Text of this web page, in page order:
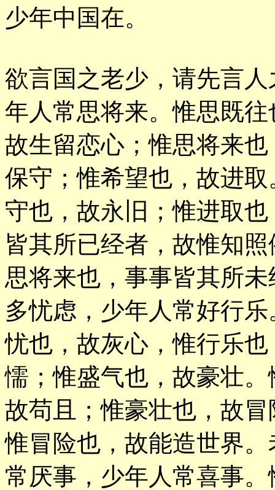
少年中国在。
欲言国之老少，请先言
年人常思将来。惟思既往
故生留恋心；惟思将来
保守；惟希望也，故进取
守也，故永旧；惟进取
皆其所已经者，故惟知
思将来也，事事皆其所
多忧虑，少年人常好行
忧也，故灰心，惟行乐
懦；惟盛气也，故豪壮
故苟且；惟豪壮也，故
惟冒险也，故能造世界。
常厌事，少年人常喜事